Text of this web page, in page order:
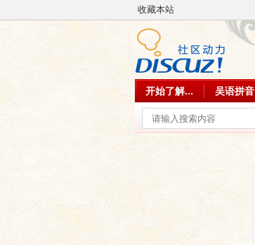
收藏本站
开始了解... 吴语拼音